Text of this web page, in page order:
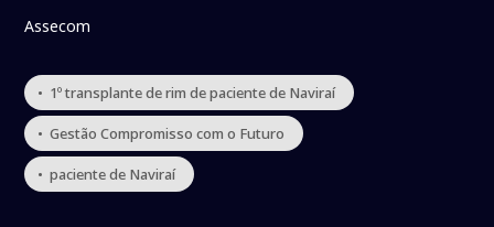
Assecom
• 1º transplante de rim de paciente de Naviraí
• Gestão Compromisso com o Futuro
• paciente de Naviraí